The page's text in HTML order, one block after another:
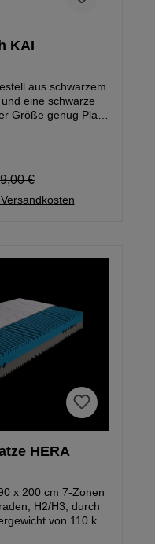
KAI
aus schwarzem
eine schwarze
Größe genug Platz
€
HERA
x 200 cm 7-Zonen
H2/H3, durch
von 110 kg